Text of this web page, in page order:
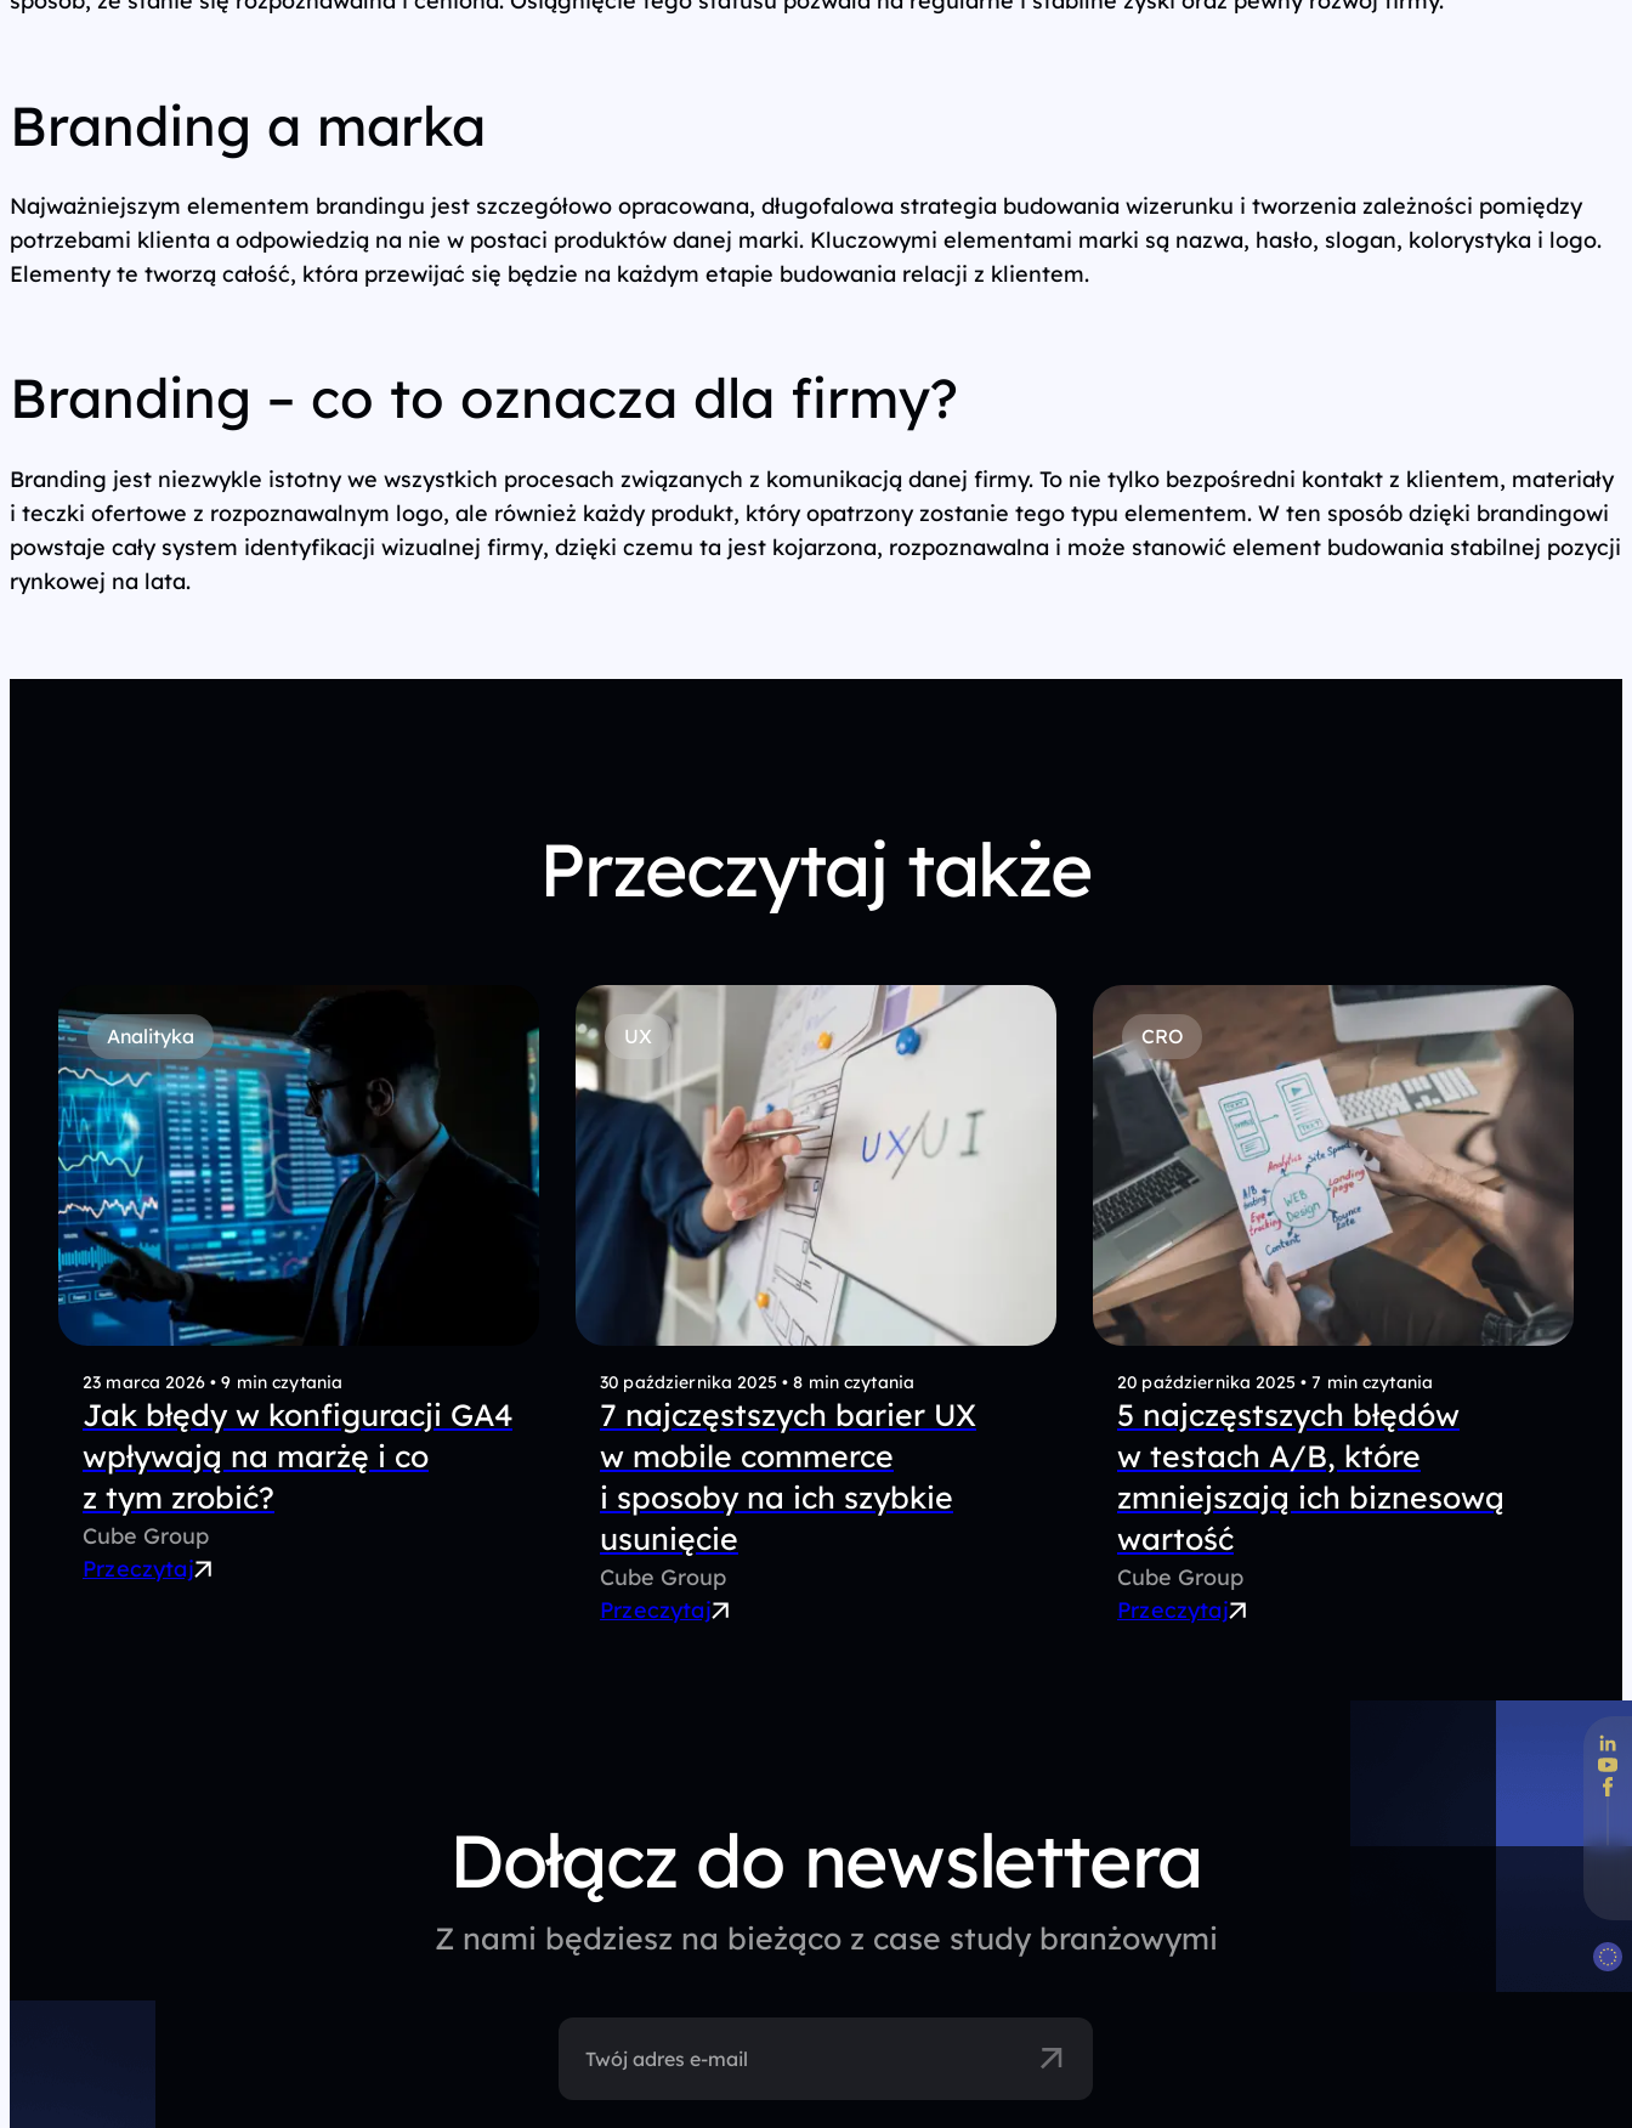
Branding a marka
Najważniejszym elementem brandingu jest szczegółowo opracowana, długofalowa strategia budowania wizerunku i tworzenia zależności pomiędzy
potrzebami klienta a odpowiedzią na nie w postaci produktów danej marki. Kluczowymi elementami marki są nazwa, hasło, slogan, kolorystyka i logo.
Elementy te tworzą całość, która przewijać się będzie na każdym etapie budowania relacji z klientem.
Branding – co to oznacza dla firmy?
Branding jest niezwykle istotny we wszystkich procesach związanych z komunikacją danej firmy. To nie tylko bezpośredni kontakt z klientem, materiały
i teczki ofertowe z rozpoznawalnym logo, ale również każdy produkt, który opatrzony zostanie tego typu elementem. W ten sposób dzięki brandingowi
powstaje cały system identyfikacji wizualnej firmy, dzięki czemu ta jest kojarzona, rozpoznawalna i może stanowić element budowania stabilnej pozycji
rynkowej na lata.
Przeczytaj także
Analityka
23 marca 2026 • 9 min czytania
Jak błędy w konfiguracji GA4
wpływają na marżę i co
z tym zrobić?
Cube Group
Przeczytaj
UX
30 października 2025 • 8 min czytania
7 najczęstszych barier UX
w mobile commerce
i sposoby na ich szybkie
usunięcie
Cube Group
Przeczytaj
CRO
20 października 2025 • 7 min czytania
5 najczęstszych błędów
w testach A/B, które
zmniejszają ich biznesową
wartość
Cube Group
Przeczytaj
Dołącz do newslettera
Z nami będziesz na bieżąco z case study branżowymi
Twój adres e-mail